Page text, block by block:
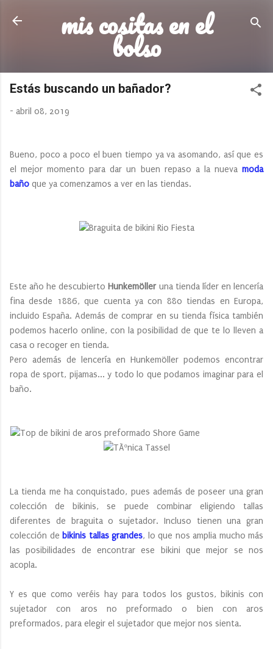
Ir al contenido principal
mis cositas en el
bolso
Estás buscando un bañador?
- abril 08, 2019
Bueno, poco a poco el buen tiempo ya va asomando, así que es
el mejor momento para dar un buen repaso a la nueva moda
baño que ya comenzamos a ver en las tiendas.
Este año he descubierto Hunkemölleruna tienda líder en lencería
fina desde 1886, que cuenta ya con 880 tiendas en Europa,
incluido España. Además de comprar en su tienda física también
podemos hacerlo online, con la posibilidad de que te lo lleven a
casa o recoger en tienda.
Pero además de lencería en Hunkemöller podemos encontrar
ropa de sport, pijamas... y todo lo que podamos imaginar para el
baño.
La tienda me ha conquistado, pues además de poseer una gran
colección de bikinis, se puede combinar eligiendo tallas
diferentes de braguita o sujetador. Incluso tienen una gran
colección de bikinis tallas grandes, lo que nos amplia mucho más
las posibilidades de encontrar ese bikini que mejor se nos
acopla.
Y es que como veréis hay para todos los gustos, bikinis con
sujetador con aros no preformado o bien con aros
preformados, para elegir el sujetador que mejor nos sienta.